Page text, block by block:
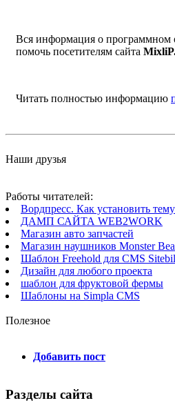
Вся информация о программном
помочь посетителям сайта
Читать полностью информацию
Наши друзья
Работы читателей:
Вордпресс. Как установить
ДАМП САЙТА WEB2WORK
Магазин авто запчастей
Магазин наушников Monster
Шаблон Freehold для CMS
Дизайн для любого проекта
шаблон для фруктовой фермы
Шаблоны на Simpla CMS
Полезное
Добавить пост
Разделы сайта